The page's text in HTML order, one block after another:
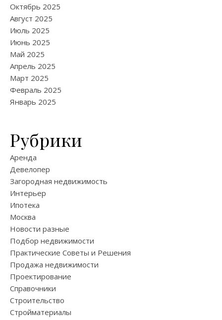
Октябрь 2025
Август 2025
Июль 2025
Июнь 2025
Май 2025
Апрель 2025
Март 2025
Февраль 2025
Январь 2025
Рубрики
Аренда
Девелопер
Загородная недвижимость
Интерьер
Ипотека
Москва
Новости разные
Подбор недвижимости
Практические Советы и Решения
Продажа недвижимости
Проектирование
Справочники
Строительство
Стройматериалы